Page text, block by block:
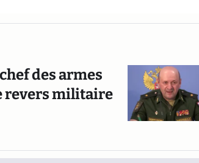
des armes
revers militaire